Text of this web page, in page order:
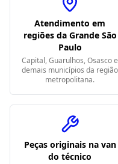
Atendimento em
regiões da Grande São
Paulo
Capital, Guarulhos, Osasco e
demais municípios da região
metropolitana.
Peças originais na van
do técnico